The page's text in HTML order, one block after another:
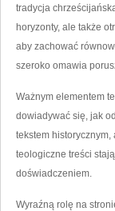
tradycja
horyzonty, ale także
aby zachować
szeroko omawia
Ważnym elementem
dowiadywać się, jak
tekstem
teologiczne treści
doświadczeniem.
Wyraźną rolę na